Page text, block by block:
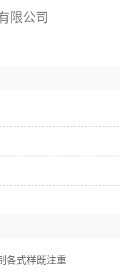
各式样既注重